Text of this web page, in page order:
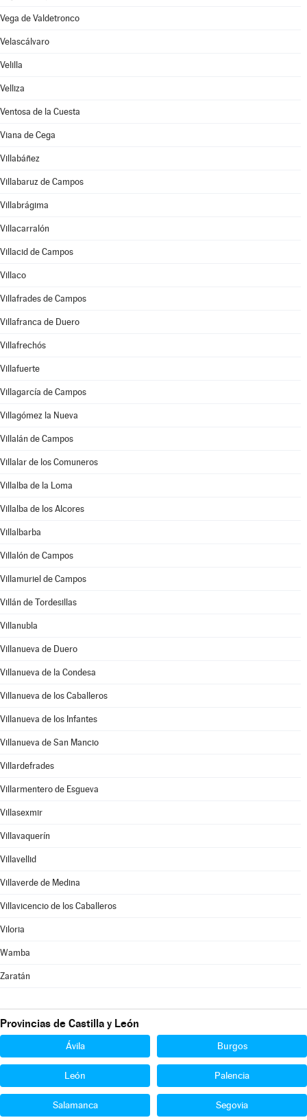
Vega de Valdetronco
Velascálvaro
Velilla
Velliza
Ventosa de la Cuesta
Viana de Cega
Villabáñez
Villabaruz de Campos
Villabrágima
Villacarralón
Villacid de Campos
Villaco
Villafrades de Campos
Villafranca de Duero
Villafrechós
Villafuerte
Villagarcía de Campos
Villagómez la Nueva
Villalán de Campos
Villalar de los Comuneros
Villalba de la Loma
Villalba de los Alcores
Villalbarba
Villalón de Campos
Villamuriel de Campos
Villán de Tordesillas
Villanubla
Villanueva de Duero
Villanueva de la Condesa
Villanueva de los Caballeros
Villanueva de los Infantes
Villanueva de San Mancio
Villardefrades
Villarmentero de Esgueva
Villasexmir
Villavaquerín
Villavellid
Villaverde de Medina
Villavicencio de los Caballeros
Viloria
Wamba
Zaratán
Provincias de Castilla y León
Ávila Burgos
León Palencia
Salamanca Segovia